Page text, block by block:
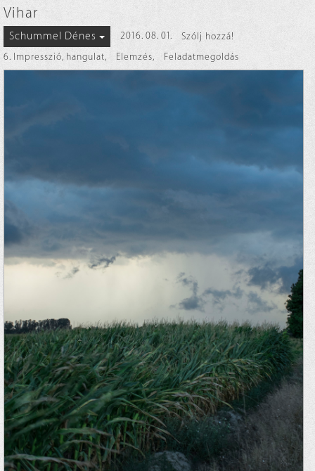
Vihar
Schummel Dénes 2016. 08. 01.
Szólj hozzá!
6. Impresszió, hangulat, Elemzés, Feladatmegoldás